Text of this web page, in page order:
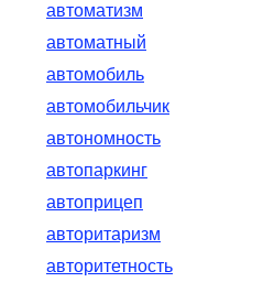
автоматизм
автоматный
автомобиль
автомобильчик
автономность
автопаркинг
автоприцеп
авторитаризм
авторитетность